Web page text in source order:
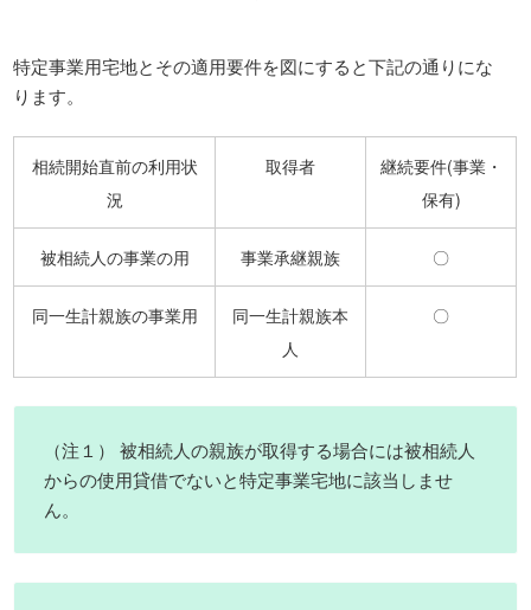
特定事業用宅地とその適用要件を図にすると下記の通りにな
ります。
相続開始直前の利用状
況
取得者
継続要件(事業・
保有)
被相続人の事業の用 事業承継親族 〇
同一生計親族の事業用
同一生計親族本
人
〇
（注１） 被相続人の親族が取得する場合には被相続人
からの使用貸借でないと特定事業宅地に該当しませ
ん。